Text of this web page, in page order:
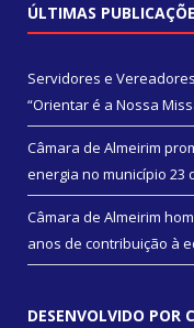
ÚLTIMAS
Servidores e
“Orientar é a Nossa
Câmara de Almeirim
energia no município 23
Câmara de Almeirim
anos de contribuição à
DESENVOLVIDO POR